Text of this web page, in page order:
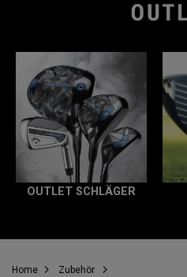
OUTLET SCHLÄGER
Home Zubehör